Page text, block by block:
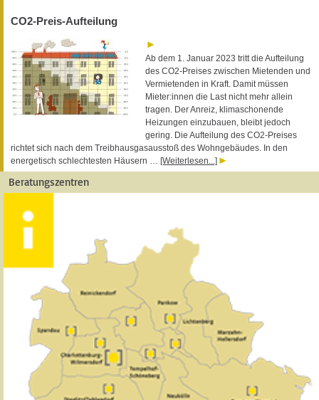
CO2-Preis-Aufteilung
Ab dem 1. Januar 2023 tritt die Aufteilung
des CO2-Preises zwischen Mietenden und
Vermietenden in Kraft. Damit müssen
Mieter:innen die Last nicht mehr allein
tragen. Der Anreiz, klimaschonende
Heizungen einzubauen, bleibt jedoch
gering. Die Aufteilung des CO2-Preises
richtet sich nach dem Treibhausgasausstoß des Wohngebäudes. In den
energetisch schlechtesten Häusern … [Weiterlesen...]
Beratungszentren